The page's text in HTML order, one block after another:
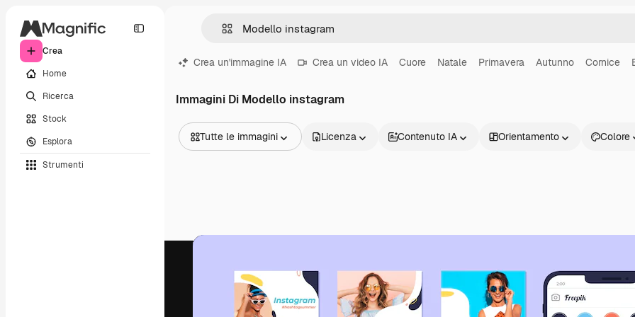
Crea
Home
Ricerca
Stock
Esplora
Strumenti
Crea un'immagine IA Crea un video IA Cuore Natale Primavera Autunno Cornice
Immagini Di Modello instagram
Tutte le immagini
Video
Modelli di video
Licenza Contenuto IA Orientamento Colore
Prodotti Inizia